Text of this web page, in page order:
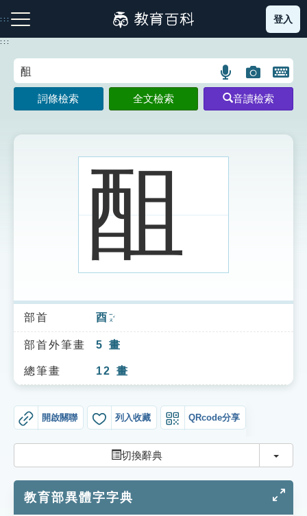
到
主
:::
注音索引圖示 筆畫索引圖示 部首索引表圖示
索引選單
知識索引
單字索引
貓頭鷹博士
登入
:::
語
言
搜
示
圖
片
搜
開
鍵
圖
詞條檢索 全文檢索 音讀檢索
䣯
部首 酉 ㄧㄡˇ
部首外筆畫 5 畫
總筆畫 12 畫
開啟關聯 列入收藏 QRcode分享
切換辭典 切換
教育部異體字字典